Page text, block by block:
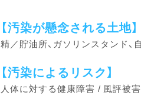
【汚染が懸念される土地】
精／貯油所、ガソリンスタンド、
【汚染によるリスク】
人体に対する健康障害 風評被害